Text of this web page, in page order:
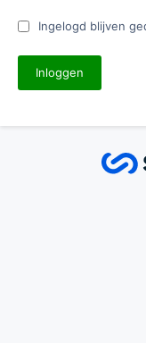
Ingelogd blijven